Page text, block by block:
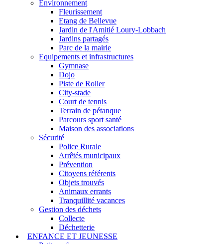
Environnement
Fleurissement
Etang de Bellevue
Jardin de l'Amitié Loury-Lobbach
Jardins partagés
Parc de la mairie
Equipements et infrastructures
Gymnase
Dojo
Piste de Roller
City-stade
Court de tennis
Terrain de pétanque
Parcours sport santé
Maison des associations
Sécurité
Police Rurale
Arrêtés municipaux
Prévention
Citoyens référents
Objets trouvés
Animaux errants
Tranquillité vacances
Gestion des déchets
Collecte
Déchetterie
ENFANCE ET JEUNESSE